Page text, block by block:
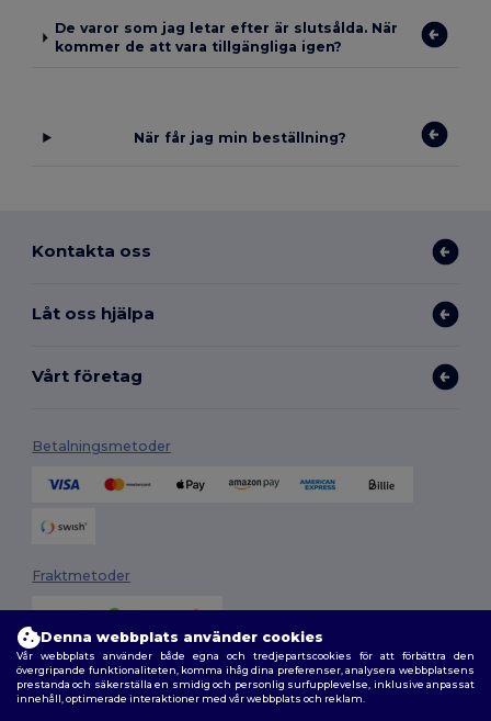
De varor som jag letar efter är slutsålda. När
kommer de att vara tillgängliga igen?
När får jag min beställning?
Kontakta oss
Låt oss hjälpa
Vårt företag
Betalningsmetoder
Fraktmetoder
Denna webbplats använder cookies
Vår webbplats använder både egna och tredjepartscookies för att förbättra den
övergripande funktionaliteten, komma ihåg dina preferenser, analysera webbplatsens
prestanda och säkerställa en smidig och personlig surfupplevelse, inklusive anpassat
innehåll, optimerade interaktioner med vår webbplats och reklam.